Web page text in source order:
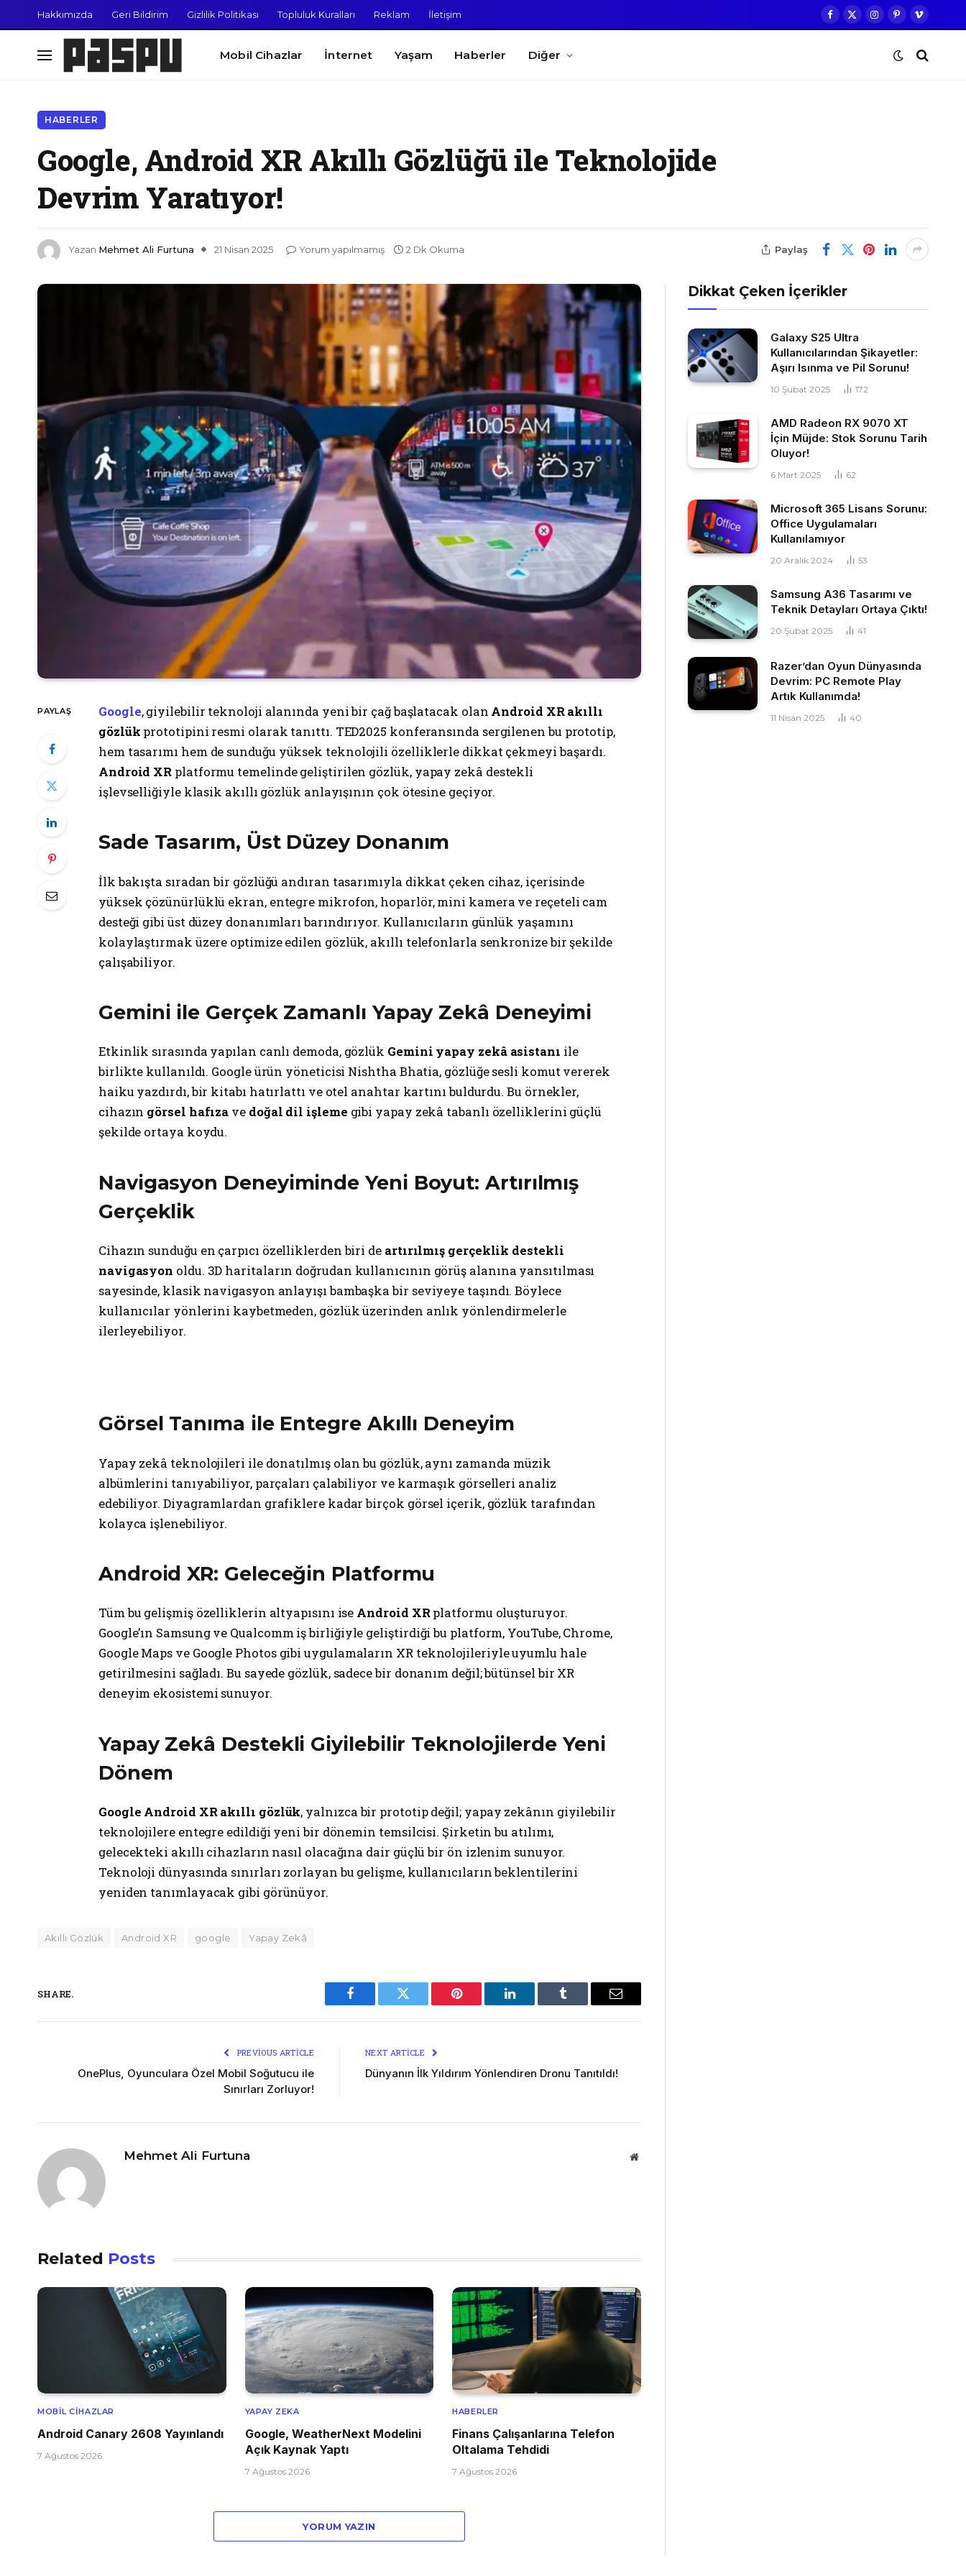
Hakkımızda Geri Bildirim Gizlilik Politikası Topluluk Kuralları Reklam İletişim Facebook
X
Instagram
Pinterest
Vimeo
Mobil Cihazlar İnternet Yaşam Haberler Diğer
HABERLER
Google, Android XR Akıllı Gözlüğü ile Teknolojide
Devrim Yaratıyor!
Yazan Mehmet Ali Furtuna 21 Nisan 2025 Yorum yapılmamış 2 Dk Okuma Paylaş
PAYLAŞ Google, giyilebilir teknoloji alanında yeni bir çağ başlatacak olan Android XR akıllı
gözlük prototipini resmi olarak tanıttı. TED2025 konferansında sergilenen bu prototip,
hem tasarımı hem de sunduğu yüksek teknolojili özelliklerle dikkat çekmeyi başardı.
Android XR platformu temelinde geliştirilen gözlük, yapay zekâ destekli
işlevselliğiyle klasik akıllı gözlük anlayışının çok ötesine geçiyor.
Sade Tasarım, Üst Düzey Donanım
İlk bakışta sıradan bir gözlüğü andıran tasarımıyla dikkat çeken cihaz, içerisinde
yüksek çözünürlüklü ekran, entegre mikrofon, hoparlör, mini kamera ve reçeteli cam
desteği gibi üst düzey donanımları barındırıyor. Kullanıcıların günlük yaşamını
kolaylaştırmak üzere optimize edilen gözlük, akıllı telefonlarla senkronize bir şekilde
çalışabiliyor.
Gemini ile Gerçek Zamanlı Yapay Zekâ Deneyimi
Etkinlik sırasında yapılan canlı demoda, gözlük Gemini yapay zekâ asistanı ile
birlikte kullanıldı. Google ürün yöneticisi Nishtha Bhatia, gözlüğe sesli komut vererek
haiku yazdırdı, bir kitabı hatırlattı ve otel anahtar kartını buldurdu. Bu örnekler,
cihazın görsel hafıza ve doğal dil işleme gibi yapay zekâ tabanlı özelliklerini güçlü
şekilde ortaya koydu.
Navigasyon Deneyiminde Yeni Boyut: Artırılmış
Gerçeklik
Cihazın sunduğu en çarpıcı özelliklerden biri de artırılmış gerçeklik destekli
navigasyon oldu. 3D haritaların doğrudan kullanıcının görüş alanına yansıtılması
sayesinde, klasik navigasyon anlayışı bambaşka bir seviyeye taşındı. Böylece
kullanıcılar yönlerini kaybetmeden, gözlük üzerinden anlık yönlendirmelerle
ilerleyebiliyor.
Görsel Tanıma ile Entegre Akıllı Deneyim
Yapay zekâ teknolojileri ile donatılmış olan bu gözlük, aynı zamanda müzik
albümlerini tanıyabiliyor, parçaları çalabiliyor ve karmaşık görselleri analiz
edebiliyor. Diyagramlardan grafiklere kadar birçok görsel içerik, gözlük tarafından
kolayca işlenebiliyor.
Android XR: Geleceğin Platformu
Tüm bu gelişmiş özelliklerin altyapısını ise Android XRplatformu oluşturuyor.
Google’ın Samsung ve Qualcomm iş birliğiyle geliştirdiği bu platform, YouTube, Chrome,
Google Maps ve Google Photos gibi uygulamaların XR teknolojileriyle uyumlu hale
getirilmesini sağladı. Bu sayede gözlük, sadece bir donanım değil; bütünsel bir XR
deneyim ekosistemi sunuyor.
Yapay Zekâ Destekli Giyilebilir Teknolojilerde Yeni
Dönem
Google Android XR akıllı gözlük, yalnızca bir prototip değil; yapay zekânın giyilebilir
teknolojilere entegre edildiği yeni bir dönemin temsilcisi. Şirketin bu atılımı,
gelecekteki akıllı cihazların nasıl olacağına dair güçlü bir ön izlenim sunuyor.
Teknoloji dünyasında sınırları zorlayan bu gelişme, kullanıcıların beklentilerini
yeniden tanımlayacak gibi görünüyor.
Akıllı Gözlük Android XR google Yapay Zekâ
SHARE.
Facebook Twitter Pinterest LinkedIn Tumblr Email
PREVIOUS ARTICLE
OnePlus, Oyunculara Özel Mobil Soğutucu ile
Sınırları Zorluyor!
NEXT ARTICLE
Dünyanın İlk Yıldırım Yönlendiren Dronu Tanıtıldı!
Mehmet Ali Furtuna Website
Related Posts
MOBIL CIHAZLAR
Android Canary 2608 Yayınlandı
7 Ağustos 2026
YAPAY ZEKA
Google, WeatherNext Modelini
Açık Kaynak Yaptı
7 Ağustos 2026
HABERLER
Finans Çalışanlarına Telefon
Oltalama Tehdidi
7 Ağustos 2026
YORUM YAZIN
Dikkat Çeken İçerikler
Galaxy S25 Ultra
Kullanıcılarından Şikayetler:
Aşırı Isınma ve Pil Sorunu!
10 Şubat 2025 172
AMD Radeon RX 9070 XT
İçin Müjde: Stok Sorunu Tarih
Oluyor!
6 Mart 2025 62
Microsoft 365 Lisans Sorunu:
Office Uygulamaları
Kullanılamıyor
20 Aralık 2024 53
Samsung A36 Tasarımı ve
Teknik Detayları Ortaya Çıktı!
20 Şubat 2025 41
Razer’dan Oyun Dünyasında
Devrim: PC Remote Play
Artık Kullanımda!
11 Nisan 2025 40